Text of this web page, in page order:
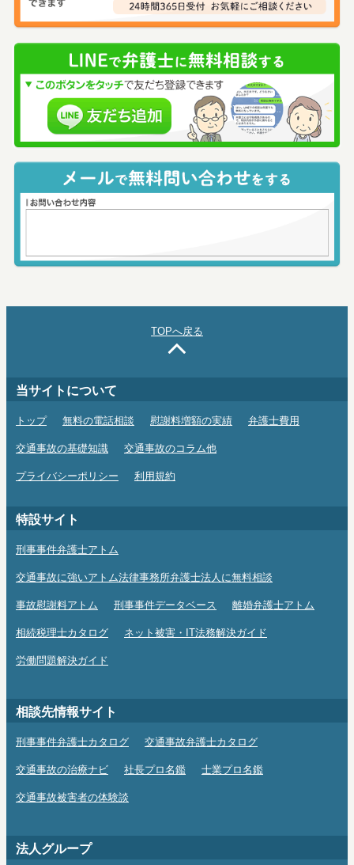
TOPへ戻る
当サイトについて
トップ 無料の電話相談 慰謝料増額の実績 弁護士費用
交通事故の基礎知識 交通事故のコラム他
プライバシーポリシー 利用規約
特設サイト
刑事事件弁護士アトム
交通事故に強いアトム法律事務所弁護士法人に無料相談
事故慰謝料アトム 刑事事件データベース 離婚弁護士アトム
相続税理士カタログ ネット被害・IT法務解決ガイド
労働問題解決ガイド
相談先情報サイト
刑事事件弁護士カタログ 交通事故弁護士カタログ
交通事故の治療ナビ 社長プロ名鑑 士業プロ名鑑
交通事故被害者の体験談
法人グループ